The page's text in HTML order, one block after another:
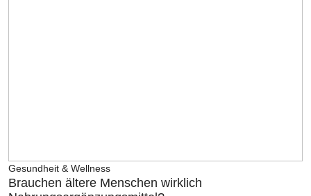
Gesundheit & Wellness
Brauchen ältere Menschen wirklich